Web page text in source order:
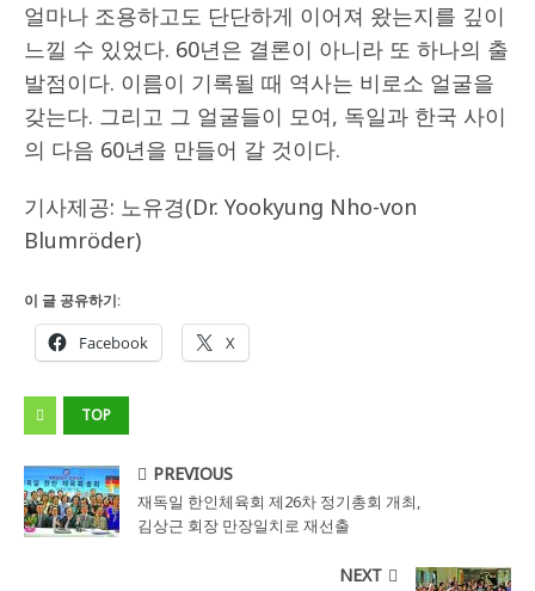
얼마나 조용하고도 단단하게 이어져 왔는지를 깊이
느낄 수 있었다. 60년은 결론이 아니라 또 하나의 출
발점이다. 이름이 기록될 때 역사는 비로소 얼굴을
갖는다. 그리고 그 얼굴들이 모여, 독일과 한국 사이
의 다음 60년을 만들어 갈 것이다.
기사제공: 노유경(Dr. Yookyung Nho-von
Blumröder)
이 글 공유하기:
Facebook X
TOP
PREVIOUS
재독일 한인체육회 제26차 정기총회 개최,
김상근 회장 만장일치로 재선출
NEXT